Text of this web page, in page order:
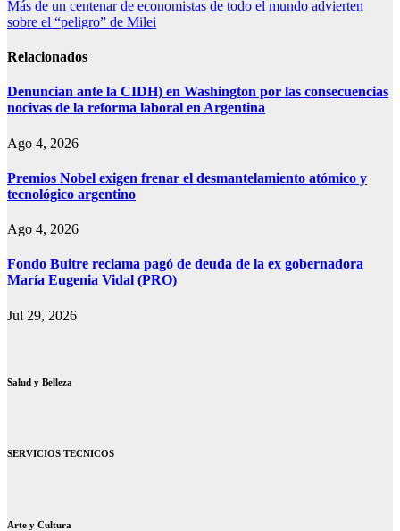
de
Más de un centenar de economistas de todo el mundo advierten
sobre el “peligro” de Milei
Relacionados
Denuncian ante la CIDH) en Washington por las consecuencias
nocivas de la reforma laboral en Argentina
Ago 4, 2026
Premios Nobel exigen frenar el desmantelamiento atómico y
tecnológico argentino
Ago 4, 2026
Fondo Buitre reclama pagó de deuda de la ex gobernadora
María Eugenia Vidal (PRO)
Jul 29, 2026
Salud y Belleza
SERVICIOS TECNICOS
Arte y Cultura